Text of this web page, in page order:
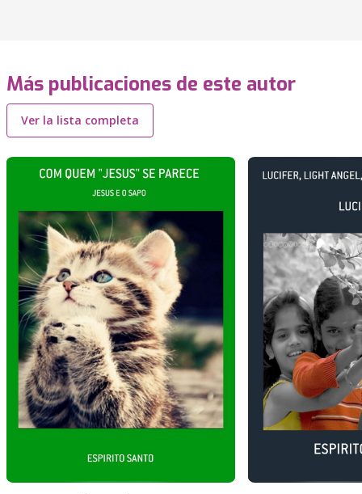
Más publicaciones de este autor
Ver la lista completa